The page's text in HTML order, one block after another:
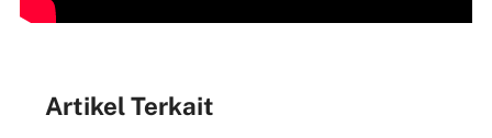
Artikel Terkait